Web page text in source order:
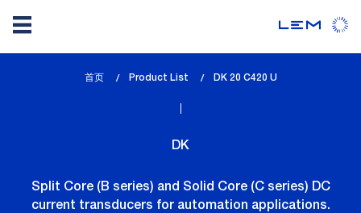
首页 Product List
lem_current_page
DK 20 C420 U
DK
Split Core (B series) and Solid Core (C series) DC
current transducers for automation applications.